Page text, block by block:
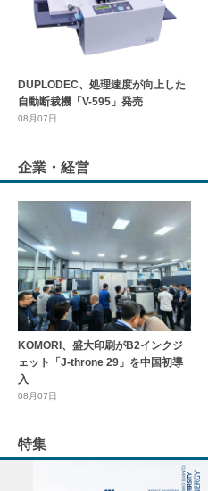
DUPLODEC、処理速度が向上した
自動断裁機「V-595」発売
08月07日
企業・経営
KOMORI、盛大印刷がB2インクジ
ェット「J-throne 29」を中国初導
入
08月07日
特集